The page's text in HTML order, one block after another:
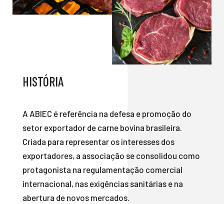
HISTÓRIA
A ABIEC é referência na defesa e promoção do
setor exportador de carne bovina brasileira.
Criada para representar os interesses dos
exportadores, a associação se consolidou como
protagonista na regulamentação comercial
internacional, nas exigências sanitárias e na
abertura de novos mercados.